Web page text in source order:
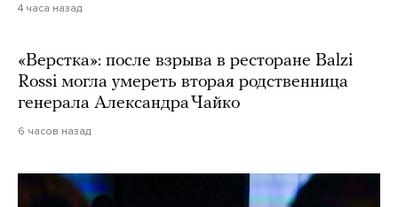
4 часа назад
«Верстка»: после взрыва в ресторане Balzi
Rossi могла умереть вторая родственница
генерала Александра Чайко
6 часов назад